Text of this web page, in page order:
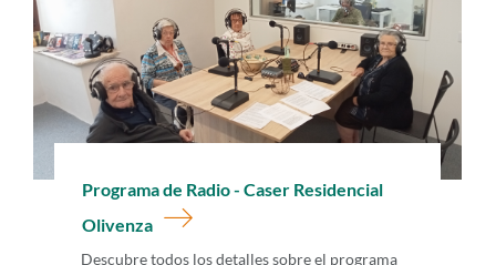
Programa de Radio - Caser Residencial
Olivenza
Descubre todos los detalles sobre el programa